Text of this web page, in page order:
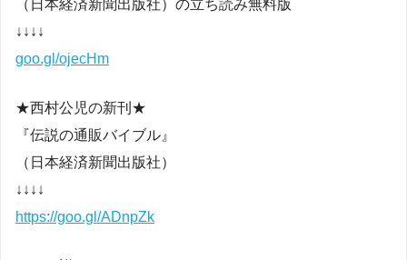
（日本経済新聞出版社）の立ち読み無料版
↓↓↓↓
goo.gl/ojecHm
★西村公児の新刊★
『伝説の通販バイブル』
（日本経済新聞出版社）
↓↓↓↓
https://goo.gl/ADnpZk